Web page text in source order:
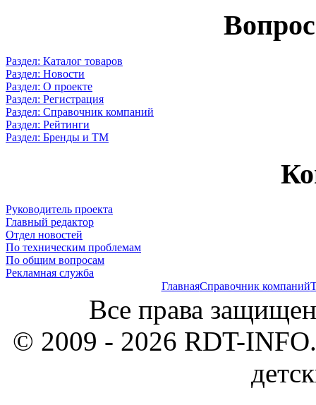
Раздел: Каталог товаров
Раздел: Новости
Раздел: О проекте
Раздел: Регистрация
Раздел: Справочник компаний
Раздел: Рейтинги
Раздел: Бренды и ТМ
Руководитель проекта
Главный редактор
Отдел новостей
По техническим проблемам
По общим вопросам
Рекламная служба
ГлавнаяСправочник компаний
Все права
© 2009 - 2026 RDT-